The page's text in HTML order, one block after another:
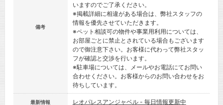
備考
いますのでご了承ください。
※掲載詳細に相違がある場合は、弊社スタッフの
情報を優先させていただきます。
※ペット相談可の物件や事業用利用については、
お部屋ごとに禁止とされている場合もございます
ので御注意下さい。お客様に代わって弊社スタッ
フが確認と交渉を行います。
※駐車場については、メールやお電話にてお問い
合わせください。お客様からのお問い合わせをお
待ちしています。
最新情報 レオパレスアンジャベル - 毎日情報更新中